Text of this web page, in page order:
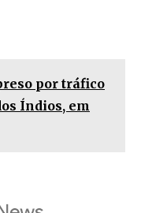
por tráfico
Índios, em